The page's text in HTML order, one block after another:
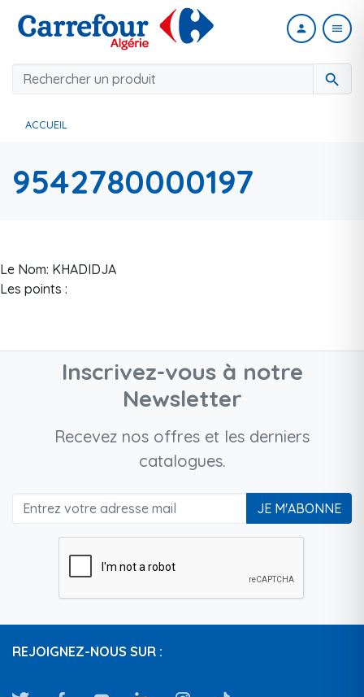
search
person menu
ACCUEIL
9542780000197
Le Nom: KHADIDJA
Les points :
Inscrivez-vous à notre
Newsletter
Recevez nos offres et les derniers
catalogues.
JE M'ABONNE
REJOIGNEZ-NOUS SUR :